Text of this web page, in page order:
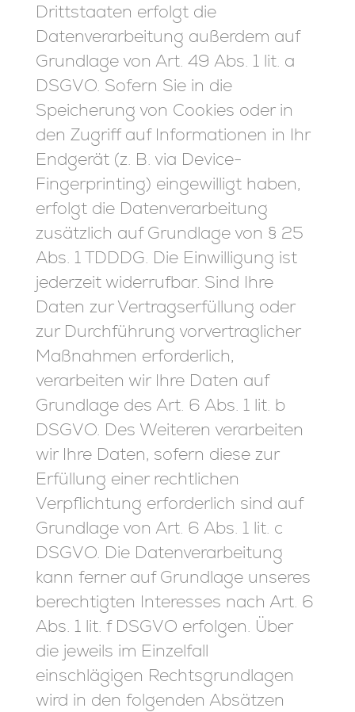
Drittstaaten erfolgt die
Datenverarbeitung außerdem auf
Grundlage von Art. 49 Abs. 1 lit. a
DSGVO. Sofern Sie in die
Speicherung von Cookies oder in
den Zugriff auf Informationen in Ihr
Endgerät (z. B. via Device-
Fingerprinting) eingewilligt haben,
erfolgt die Datenverarbeitung
zusätzlich auf Grundlage von § 25
Abs. 1 TDDDG. Die Einwilligung ist
jederzeit widerrufbar. Sind Ihre
Daten zur Vertragserfüllung oder
zur Durchführung vorvertraglicher
Maßnahmen erforderlich,
verarbeiten wir Ihre Daten auf
Grundlage des Art. 6 Abs. 1 lit. b
DSGVO. Des Weiteren verarbeiten
wir Ihre Daten, sofern diese zur
Erfüllung einer rechtlichen
Verpflichtung erforderlich sind auf
Grundlage von Art. 6 Abs. 1 lit. c
DSGVO. Die Datenverarbeitung
kann ferner auf Grundlage unseres
berechtigten Interesses nach Art. 6
Abs. 1 lit. f DSGVO erfolgen. Über
die jeweils im Einzelfall
einschlägigen Rechtsgrundlagen
wird in den folgenden Absätzen